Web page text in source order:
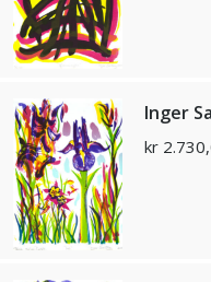
Inger
kr